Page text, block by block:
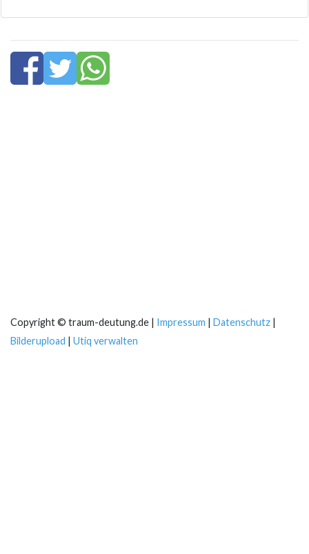
Copyright © traum-deutung.de | Impressum | Datenschutz |
Bilderupload | Utiq verwalten